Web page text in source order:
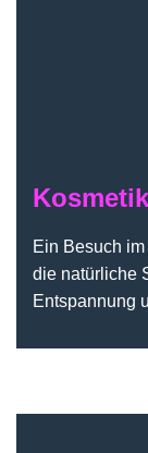
Kosmetik
Ein Besuch
die natürliche
Entspannung